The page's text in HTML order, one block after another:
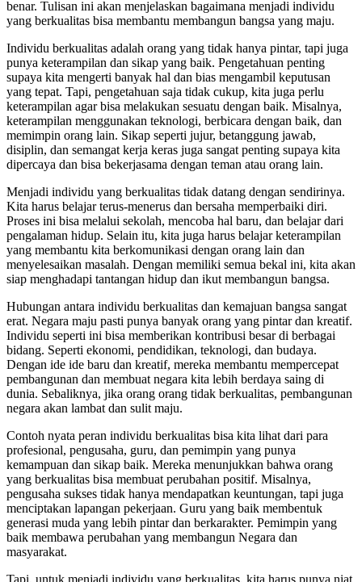
benar. Tulisan ini akan menjelaskan bagaimana menjadi individu
yang berkualitas bisa membantu membangun bangsa yang maju.
Individu berkualitas adalah orang yang tidak hanya pintar, tapi juga
punya keterampilan dan sikap yang baik. Pengetahuan penting
supaya kita mengerti banyak hal dan bias mengambil keputusan
yang tepat. Tapi, pengetahuan saja tidak cukup, kita juga perlu
keterampilan agar bisa melakukan sesuatu dengan baik. Misalnya,
keterampilan menggunakan teknologi, berbicara dengan baik, dan
memimpin orang lain. Sikap seperti jujur, betanggung jawab,
disiplin, dan semangat kerja keras juga sangat penting supaya kita
dipercaya dan bisa bekerjasama dengan teman atau orang lain.
Menjadi individu yang berkualitas tidak datang dengan sendirinya.
Kita harus belajar terus-menerus dan bersaha memperbaiki diri.
Proses ini bisa melalui sekolah, mencoba hal baru, dan belajar dari
pengalaman hidup. Selain itu, kita juga harus belajar keterampilan
yang membantu kita berkomunikasi dengan orang lain dan
menyelesaikan masalah. Dengan memiliki semua bekal ini, kita akan
siap menghadapi tantangan hidup dan ikut membangun bangsa.
Hubungan antara individu berkualitas dan kemajuan bangsa sangat
erat. Negara maju pasti punya banyak orang yang pintar dan kreatif.
Individu seperti ini bisa memberikan kontribusi besar di berbagai
bidang. Seperti ekonomi, pendidikan, teknologi, dan budaya.
Dengan ide ide baru dan kreatif, mereka membantu mempercepat
pembangunan dan membuat negara kita lebih berdaya saing di
dunia. Sebaliknya, jika orang orang tidak berkualitas, pembangunan
negara akan lambat dan sulit maju.
Contoh nyata peran individu berkualitas bisa kita lihat dari para
profesional, pengusaha, guru, dan pemimpin yang punya
kemampuan dan sikap baik. Mereka menunjukkan bahwa orang
yang berkualitas bisa membuat perubahan positif. Misalnya,
pengusaha sukses tidak hanya mendapatkan keuntungan, tapi juga
menciptakan lapangan pekerjaan. Guru yang baik membentuk
generasi muda yang lebih pintar dan berkarakter. Pemimpin yang
baik membawa perubahan yang membangun Negara dan
masyarakat.
Tapi, untuk menjadi individu yang berkualitas, kita harus punya niat